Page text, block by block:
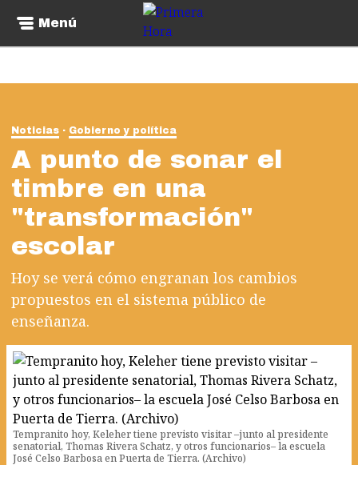
Menú
Noticias Gobierno y política
A punto de sonar el
timbre en una
"transformación"
escolar
Hoy se verá cómo engranan los cambios
propuestos en el sistema público de
enseñanza.
Tempranito hoy, Keleher tiene previsto visitar –junto al presidente
senatorial, Thomas Rivera Schatz, y otros funcionarios– la escuela
José Celso Barbosa en Puerta de Tierra. (Archivo)